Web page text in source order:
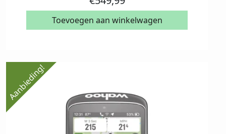
Toevoegen aan winkelwagen
Aanbieding!